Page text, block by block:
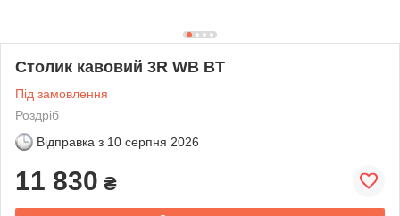
Столик кавовий 3R WB BT
Під замовлення
Роздріб
Відправка з 10 серпня 2026
11 830 ₴